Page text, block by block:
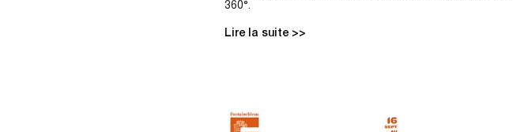
360°.
Lire la suite >>